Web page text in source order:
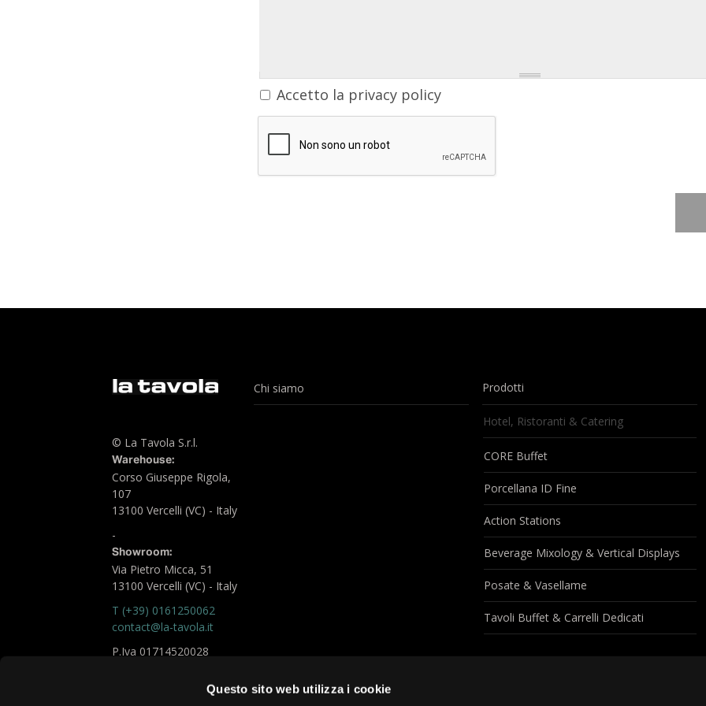
Questo sito web utilizza i cookie
Accetto la privacy policy
© La Tavola S.r.l.
Warehouse:
Corso Giuseppe Rigola,
107
13100 Vercelli (VC) - Italy
-
Showroom:
Via Pietro Micca, 51
13100 Vercelli (VC) - Italy
T (+39) 0161250062
contact@la-tavola.it
P.Iva 01714520028
chiara.fare@la-tavola.it
Chi siamo Prodotti
Hotel, Ristoranti & Catering
CORE Buffet
Porcellana ID Fine
Action Stations
Beverage Mixology & Vertical Displays
Posate & Vasellame
Tavoli Buffet & Carrelli Dedicati